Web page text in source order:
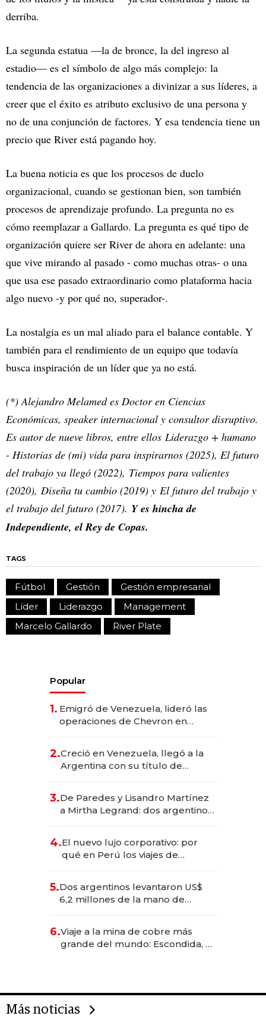
derriba.
La segunda estatua —la de bronce, la del ingreso al
estadio— es el símbolo de algo más complejo: la
tendencia de las organizaciones a divinizar a sus líderes, a
creer que el éxito es atributo exclusivo de una persona y
no de una conjunción de factores. Y esa tendencia tiene un
precio que River está pagando hoy.
La buena noticia es que los procesos de duelo
organizacional, cuando se gestionan bien, son también
procesos de aprendizaje profundo. La pregunta no es
cómo reemplazar a Gallardo. La pregunta es qué tipo de
organización quiere ser River de ahora en adelante: una
que vive mirando al pasado - como muchas otras- o una
que usa ese pasado extraordinario como plataforma hacia
algo nuevo -y por qué no, superador-.
La nostalgia es un mal aliado para el balance contable. Y
también para el rendimiento de un equipo que todavía
busca inspiración de un líder que ya no está.
(*) Alejandro Melamed es Doctor en Ciencias
Económicas, speaker internacional y consultor disruptivo.
Es autor de nueve libros, entre ellos Liderazgo + humano
- Historias de (mi) vida para inspirarnos (2025), El futuro
del trabajo ya llegó (2022), Tiempos para valientes
(2020), Diseña tu cambio (2019) y El futuro del trabajo y
el trabajo del futuro (2017). Y es hincha de
Independiente, el Rey de Copas.
TAGS
Fútbol Gestión
Gestión empresarial
Líder
Liderazgo
Management
Marcelo Gallardo
River Plate
Popular
1. Emigró de Venezuela, lideró las
operaciones de Chevron en
2.Creció en Venezuela, llegó a la
Argentina con su título de
las marcas "fast premium"
3.De Paredes y Lisandro Martínez
a Mirtha Legrand: dos argentinos
4.El nuevo lujo corporativo: por
qué en Perú los viajes de
para convertirse en experiencias
transformadoras
5.Dos argentinos levantaron US$
6,2 millones de la mano de
6.Viaje a la mina de cobre más
grande del mundo: Escondida, el
Más noticias